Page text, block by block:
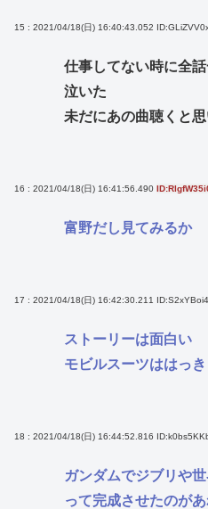
15 : 2021/04/18(日) 16:40:43.052
仕事してない時に全
泣いた
未だにあの曲聴くと
16 : 2021/04/18(日) 16:41:56.490
富野だし見てみるか
17 : 2021/04/18(日) 16:42:30.211
ストーリーは面白い
モビルスーツははっ
18 : 2021/04/18(日) 16:44:52.816
ガンダムでジブリや
って完成させたのが